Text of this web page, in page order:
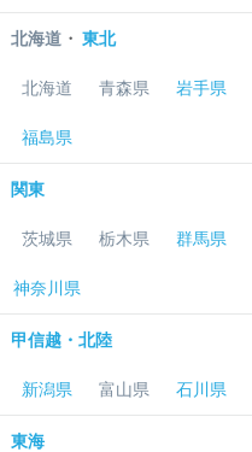
北海道 ・ 東北
北海道 青森県 岩手県
福島県
関東
茨城県 栃木県 群馬県
神奈川県
甲信越・北陸
新潟県 富山県 石川県
東海